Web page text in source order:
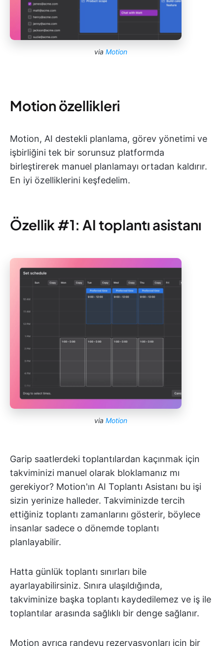
via Motion
Motion özellikleri
Motion, AI destekli planlama, görev yönetimi ve
işbirliğini tek bir sorunsuz platformda
birleştirerek manuel planlamayı ortadan kaldırır.
En iyi özelliklerini keşfedelim.
Özellik #1: AI toplantı asistanı
via Motion
Garip saatlerdeki toplantılardan kaçınmak için
takviminizi manuel olarak bloklamanız mı
gerekiyor? Motion'ın AI Toplantı Asistanı bu işi
sizin yerinize halleder. Takviminizde tercih
ettiğiniz toplantı zamanlarını gösterir, böylece
insanlar sadece o dönemde toplantı
planlayabilir.
Hatta günlük toplantı sınırları bile
ayarlayabilirsiniz. Sınıra ulaşıldığında,
takviminize başka toplantı kaydedilemez ve iş ile
toplantılar arasında sağlıklı bir denge sağlanır.
Motion ayrıca randevu rezervasyonları için bir